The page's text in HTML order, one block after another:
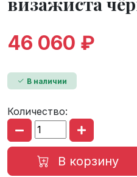
46 060 ₽
В наличии
Количество:
В корзину